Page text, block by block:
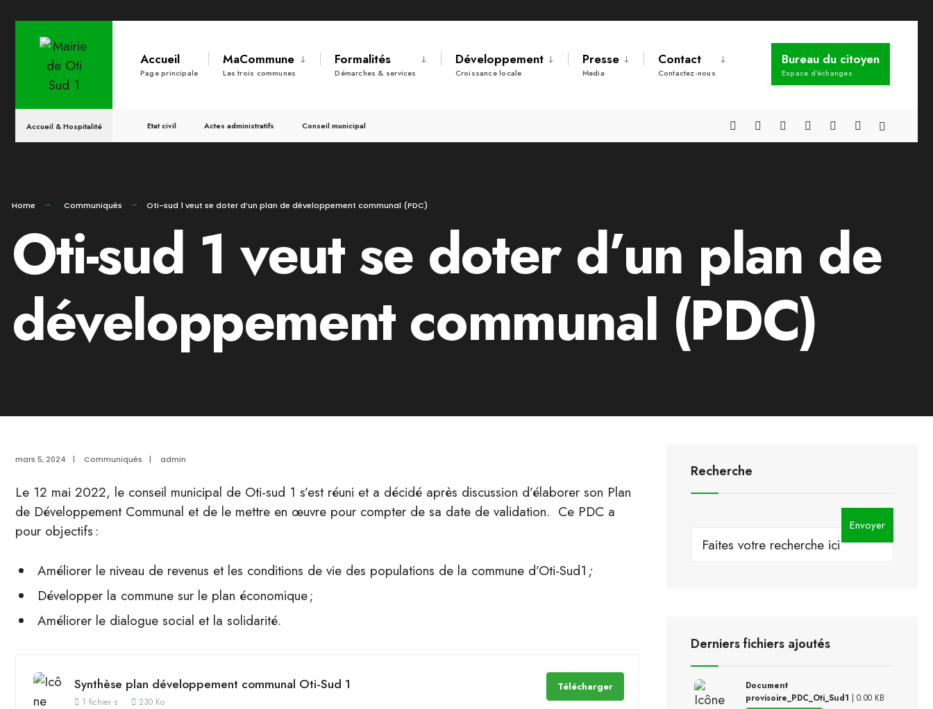
Skip
content
Accueil
Page principale
MaCommune
Les trois communes
Formalités
Démarches & services
Développement
Croissance locale
Presse
Media
Contact
Contactez-nous
Bureau du citoyen
Espace d’échanges
Accueil & Hospitalité Etat civil Actes administratifs Conseil municipal
Home Communiqués Oti-sud 1 veut se doter d’un plan de développement communal (PDC)
Oti-sud 1 veut se doter d’un plan de
développement communal (PDC)
mars 5, 2024 | Communiqués | admin
Le 12 mai 2022, le conseil municipal de Oti-sud 1 s’est réuni et a décidé après discussion d’élaborer son Plan
de Développement Communal et de le mettre en œuvre pour compter de sa date de validation. Ce PDC a
pour objectifs :
Améliorer le niveau de revenus et les conditions de vie des populations de la commune d’Oti-Sud1 ;
Développer la commune sur le plan économique ;
Améliorer le dialogue social et la solidarité.
Synthèse plan développement communal Oti-Sud 1
1 fichier·s 230 Ko
Télécharger
Recherche
for:
Envoyer
Derniers fichiers ajoutés
Document
provisoire_PDC_Oti_Sud1 | 0.00 KB